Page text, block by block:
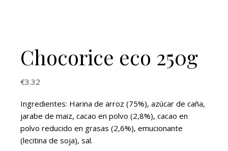
Chocorice eco 250g
€3.32
Ingredientes: Harina de arroz (75%), azúcar de caña,
jarabe de maiz, cacao en polvo (2,8%), cacao en
polvo reducido en grasas (2,6%), emucionante
(lecitina de soja), sal.